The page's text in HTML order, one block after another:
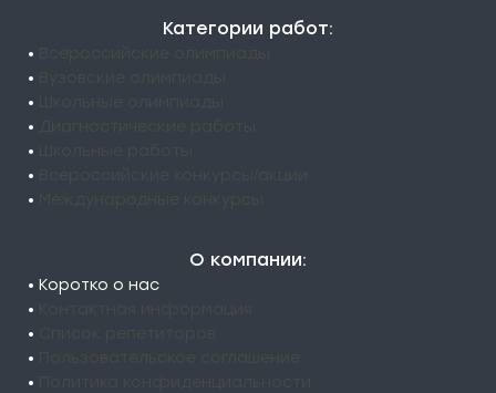
Категории работ:
•
•
•
•
•
•
•
О компании:
• Коротко о нас
•
•
•
•